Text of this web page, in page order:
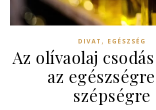
DIVAT , EGÉSZSÉG
Az olívaolaj
az
szépségre